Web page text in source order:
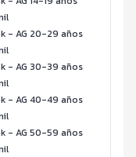
- AG 20-29 años
- AG 30-39 años
- AG 40-49 años
- AG 50-59 años